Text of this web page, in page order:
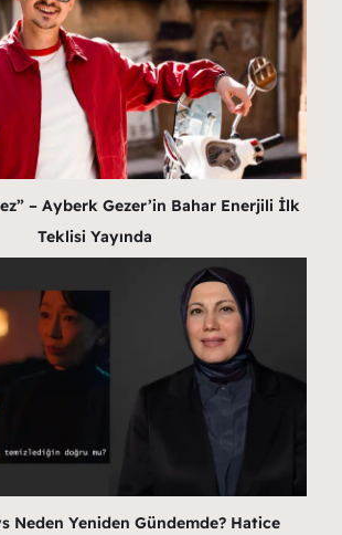
– Ayberk Gezer’in Bahar Enerjili İlk
Teklisi Yayında
Neden Yeniden Gündemde? Hatice